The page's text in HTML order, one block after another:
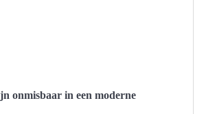
onmisbaar in een moderne